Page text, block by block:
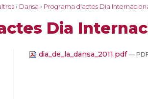
› Dansa › Programa d'actes Dia
Dia
dia_de_la_dansa_2011.pdf —